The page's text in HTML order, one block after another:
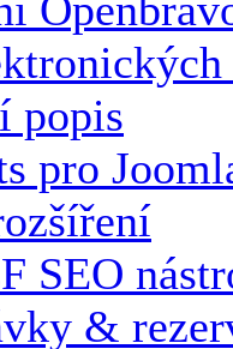
popis
pro
SEO
&